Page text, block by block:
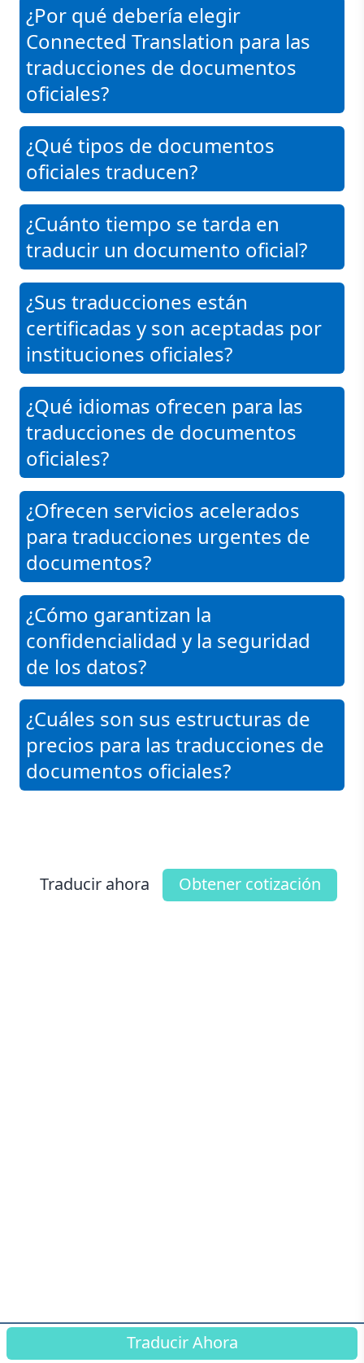
¿Por qué debería elegir
Connected Translation para las
traducciones de documentos
oficiales?
¿Qué tipos de documentos
oficiales traducen?
¿Cuánto tiempo se tarda en
traducir un documento oficial?
¿Sus traducciones están
certificadas y son aceptadas por
instituciones oficiales?
¿Qué idiomas ofrecen para las
traducciones de documentos
oficiales?
¿Ofrecen servicios acelerados
para traducciones urgentes de
documentos?
¿Cómo garantizan la
confidencialidad y la seguridad
de los datos?
¿Cuáles son sus estructuras de
precios para las traducciones de
documentos oficiales?
Traducir ahora Obtener cotización
Traducir Ahora